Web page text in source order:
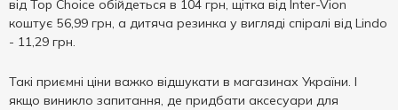
від Top Choice обійдеться в 104 грн, щітка від Inter-Vion
коштує 56,99 грн, а дитяча резинка у вигляді спіралі від Lindo
- 11,29 грн.
Такі приємні ціни важко відшукати в магазинах України. І
якщо виникло запитання, де придбати аксесуари для